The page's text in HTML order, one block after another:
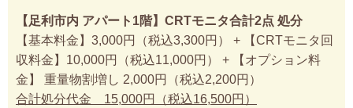
【足利市内 アパート1階】CRTモニタ合計2点 処分
【基本料金】3,000円（税込3,300円） + 【CRTモニタ回
収料金】10,000円（税込11,000円） + 【オプション料
金】 重量物割増し 2,000円（税込2,200円）
合計処分代金 15,000円（税込16,500円）